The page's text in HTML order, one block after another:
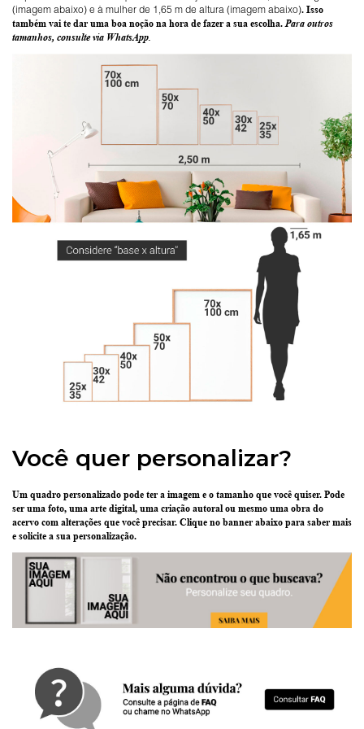
(imagem abaixo) e à mulher de 1,65 m de altura (imagem abaixo). Isso
também vai te dar uma boa noção na hora de fazer a sua escolha.Para outros
tamanhos, consulte via WhatsApp.
Você quer personalizar?
Um quadro personalizado pode ter a imagem e o tamanho que você quiser. Pode
ser uma foto, uma arte digital, uma criação autoral ou mesmo uma obra do
acervo com alterações que você precisar. Clique no banner abaixo para saber mais
e solicite a sua personalização.